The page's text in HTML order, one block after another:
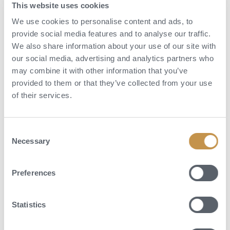
This website uses cookies
We use cookies to personalise content and ads, to
provide social media features and to analyse our traffic.
We also share information about your use of our site with
our social media, advertising and analytics partners who
may combine it with other information that you’ve
provided to them or that they’ve collected from your use
of their services.
Selection
Necessary
Preferences
Statistics
Aktivity
Vydejte se tu na pěší túry k ikonickým skalním masivům, jako je
let helikoptérou nad červenou krajinou. Resort zároveň nabízí bazén,
vlastní wellness programy, včetně spa procedur, meditací a relaxačních
Sedona je také známá svými „vortex sites“, které přitahují návštěvníky